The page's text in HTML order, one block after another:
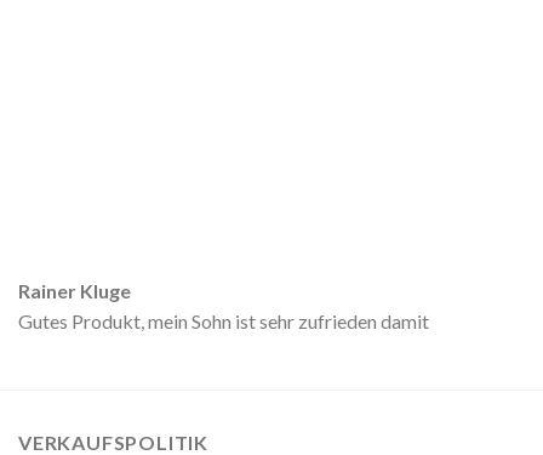
Rainer Kluge
Gutes Produkt, mein Sohn ist sehr zufrieden damit
VERKAUFSPOLITIK